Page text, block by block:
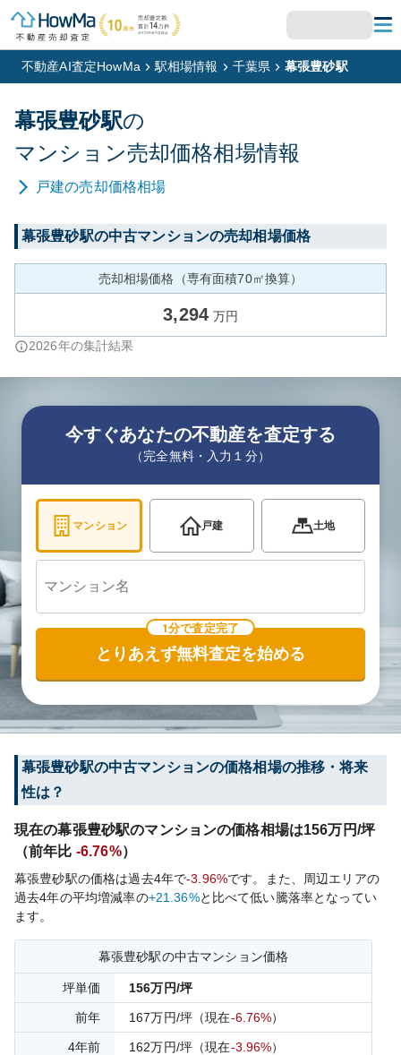
不動産AI査定HowMa 駅相場情報 千葉県 幕張豊砂駅
幕張豊砂駅の
マンション売却価格相場情報
戸建の売却価格相場
幕張豊砂駅の中古マンションの売却相場価格
売却相場価格（専有面積70㎡換算）
3,294 万円
2026年の集計結果
今すぐあなたの不動産を査定する
（完全無料・入力１分）
マンション 戸建 土地
1分で査定完了
とりあえず無料査定を始める
幕張豊砂駅の中古マンションの価格相場の推移・将来
性は？
現在の幕張豊砂駅のマンションの価格相場は156万円/坪
（前年比 -6.76%）
幕張豊砂駅の価格は過去4年で-3.96%です。
また、周辺エリアの
過去4年の平均増減率の+21.36%と比べて低い騰落率となってい
ます。
幕張豊砂駅の中古マンション価格
坪単価 156万円/坪
前年 167万円/坪 （現在-6.76%）
4年前 162万円/坪 （現在-3.96%）